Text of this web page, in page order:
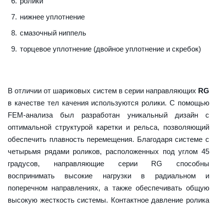
нижнее уплотнение
смазочный ниппель
торцевое уплотнение (двойное уплотнение и скребок)
В отличии от шариковых систем в серии направляющих RG
в качестве тел качения используются ролики. С помощью
FEM-анализа был разработан уникальный дизайн с
оптимальной структурой каретки и рельса, позволяющий
обеспечить плавность перемещения. Благодаря системе с
четырьмя рядами роликов, расположенных под углом 45
градусов, направляющие серии RG способны
воспринимать высокие нагрузки в радиальном и
поперечном направлениях, а также обеспечивать общую
высокую жесткость системы. Контактное давление ролика